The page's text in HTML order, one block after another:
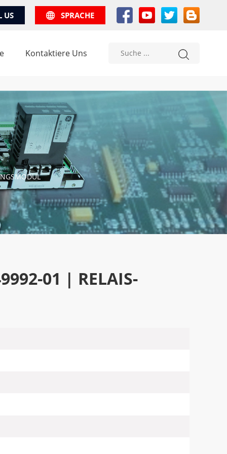
US SPRACHE
Kontaktiere Uns
01 | RELAIS-